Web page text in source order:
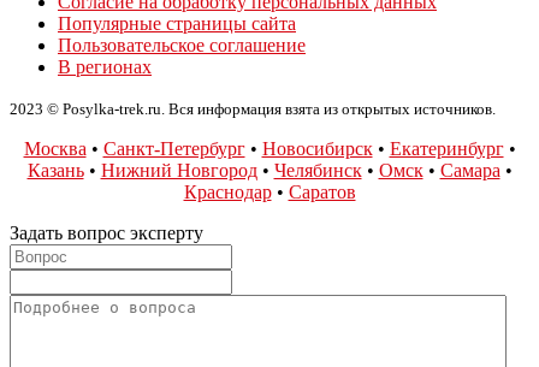
Популярные страницы сайта
Пользовательское соглашение
В регионах
2023 © Posylka-trek.ru. Вся информация взята из открытых источников.
Москва• Санкт-Петербург• Новосибирск• Екатеринбург•
Казань• Нижний Новгород• Челябинск• Омск• Самара•
Краснодар• Саратов
Задать вопрос эксперту